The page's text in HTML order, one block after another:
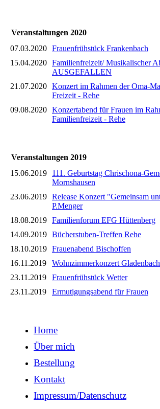
Veranstaltungen 2020
07.03.2020 Frauenfrühstück Frankenbach
15.04.2020 Familienfreizeit/ Musikalischer
AUSGEFALLEN
21.07.2020 Konzert im Rahmen der Oma-
Freizeit - Rehe
09.08.2020 Konzertabend für Frauen im
Familienfreizeit - Rehe
Veranstaltungen 2019
15.06.2019
111. Geburtstag Chrischona-
Mornshausen
23.06.2019 Release Konzert "Gemeinsam
P.Menger
18.08.2019 Familienforum EFG Hüttenberg
14.09.2019 Bücherstuben-Treffen Rehe
18.10.2019 Frauenabend Bischoffen
16.11.2019
Wohnzimmerkonzert Gladenbach
23.11.2019
Frauenfrühstück Wetter
23.11.2019
Ermutigungsabend für Frauen
Home
Über mich
Bestellung
Kontakt
Impressum/Datenschutz